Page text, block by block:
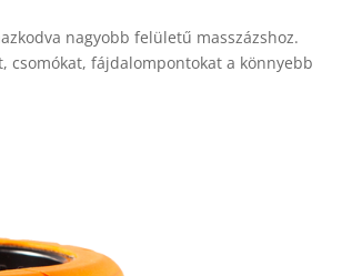
nagyobb felületű masszázshoz.
csomókat, fájdalompontokat a könnyebb